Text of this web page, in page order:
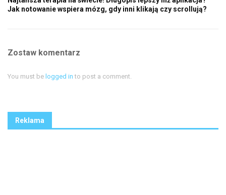
Jak notowanie wspiera mózg, gdy inni klikają czy scrollują?
Zostaw komentarz
You must be logged in to post a comment.
Reklama